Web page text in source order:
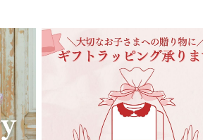
名古屋市中区栄3-5-1
東武百貨店 船橋店
子供服売場